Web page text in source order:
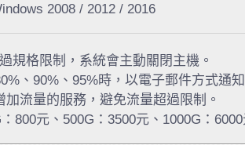
2008 / 2012 / 2016
規格限制，系統會主動關閉主機。
、90%、95%時，以電子郵件方式通知
流量的服務，避免流量超過限制。
800元、500G：3500元、1000G：